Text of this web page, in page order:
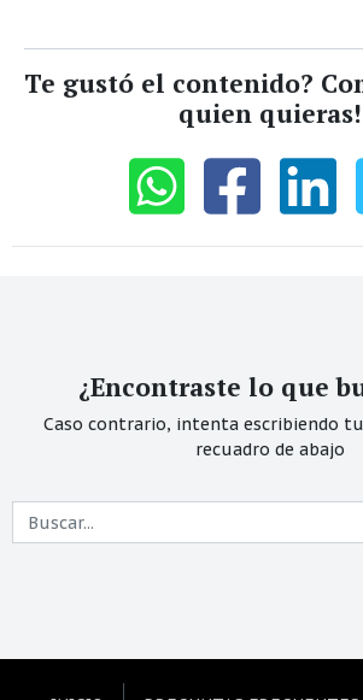
Te gustó el contenido?
quien quieras!
¿Encontraste lo que
Caso contrario, intenta escribiendo
recuadro de abajo